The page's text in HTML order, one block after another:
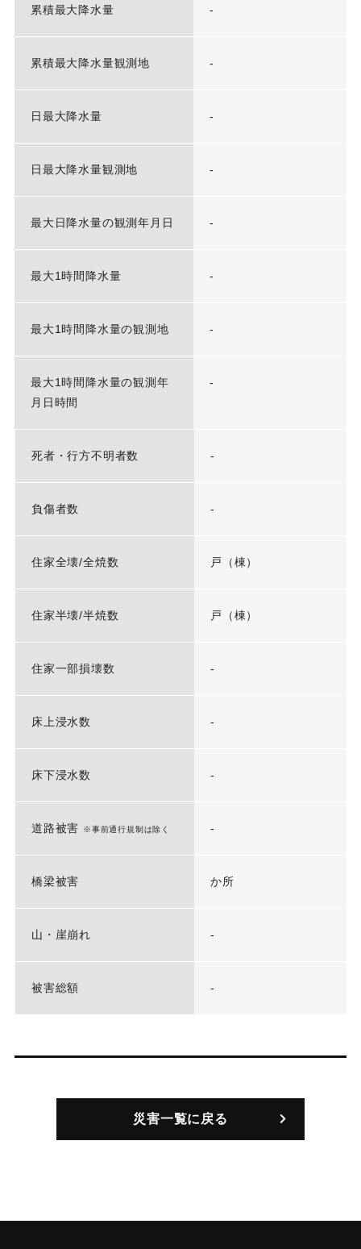
累積最大降水量 -
累積最大降水量観測地 -
日最大降水量 -
日最大降水量観測地 -
最大日降水量の観測年月日 -
最大1時間降水量 -
最大1時間降水量の観測地 -
最大1時間降水量の観測年
月日時間
-
死者・行方不明者数 -
負傷者数 -
住家全壊/全焼数 戸（棟）
住家半壊/半焼数 戸（棟）
住家一部損壊数 -
床上浸水数 -
床下浸水数 -
道路被害 ※事前通行規制は除く -
橋梁被害 か所
山・崖崩れ -
被害総額 -
災害一覧に戻る